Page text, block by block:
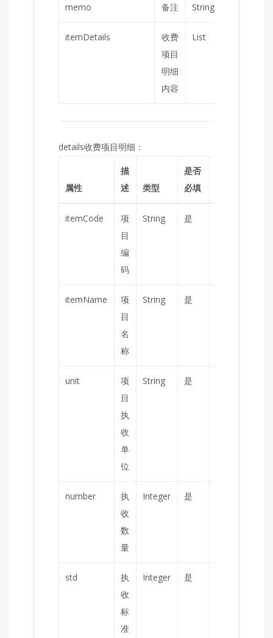
memo 备注 String
itemDetails
收费
项目
明细
内容
List
details收费项目明细：
属性
描
述
类型
是否
必填
itemCode
项
目
编
码
String 是
itemName
项
目
名
称
String 是
unit
项
目
执
收
单
位
String 是
number
执
收
数
量
Integer 是
std
执
收
标
准
Integer 是